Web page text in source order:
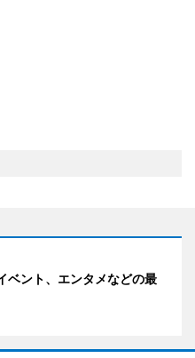
ベント、エンタメなどの最